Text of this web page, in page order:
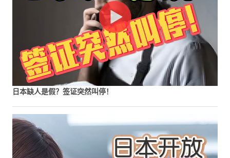
日本缺人是假？签证突然叫停！